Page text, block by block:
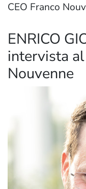
CEO Franco
ENRICO
intervista
Nouvenne